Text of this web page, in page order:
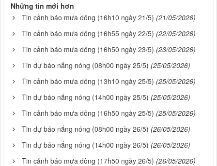
Những tin mới hơn
Tin cảnh báo mưa dông (16h10 ngày 21/5) (21/05/2026)
Tin cảnh báo mưa dông (16h55 ngày 22/5) (22/05/2026)
Tin cảnh báo mưa dông (16h50 ngày 23/5) (23/05/2026)
Tin dự báo nắng nóng (08h00 ngày 25/5) (25/05/2026)
Tin cảnh báo mưa dông (13h10 ngày 25/5) (25/05/2026)
Tin dự báo nắng nóng (14h00 ngày 25/5) (25/05/2026)
Tin cảnh báo mưa dông (16h50 ngày 25/5) (25/05/2026)
Tin dự báo nắng nóng (08h00 ngày 26/5) (26/05/2026)
Tin dự báo nắng nóng (14h00 ngày 26/5) (26/05/2026)
Tin cảnh báo mưa dông (17h50 ngày 26/5) (26/05/2026)